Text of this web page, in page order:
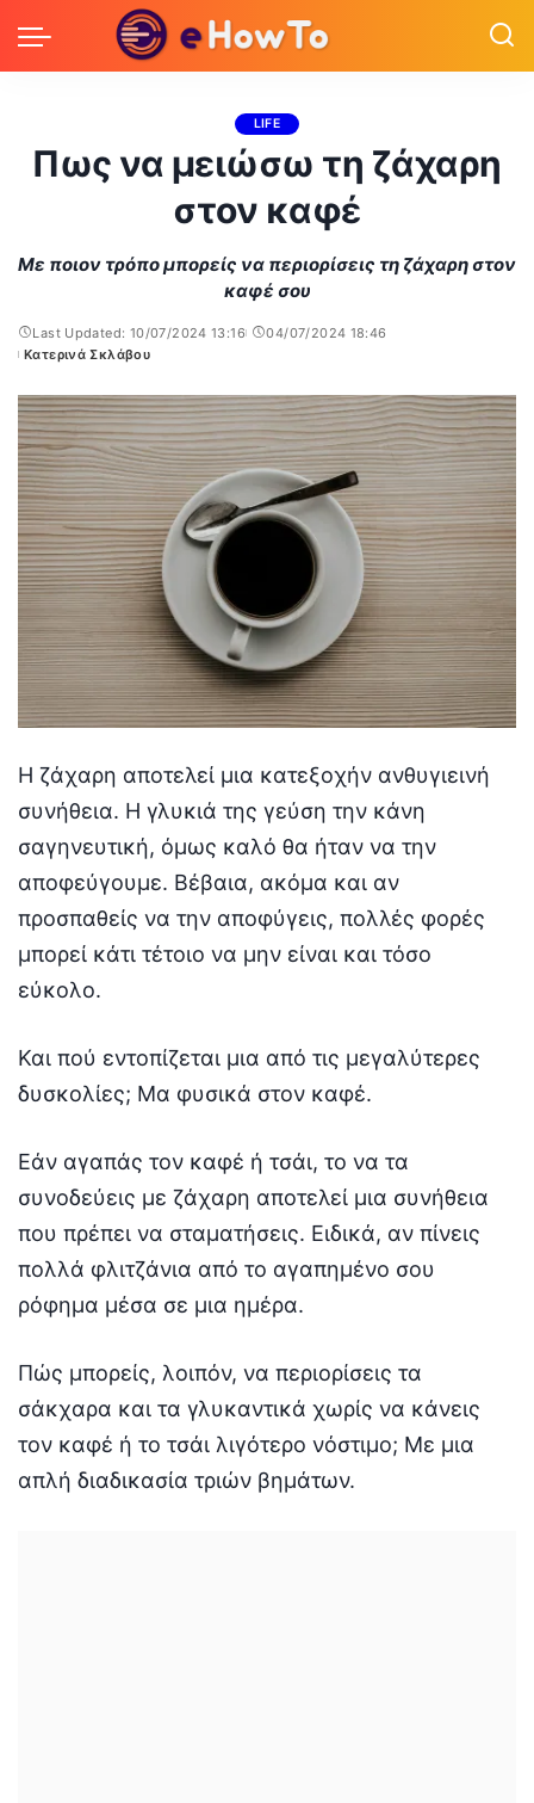
LIFE
Πως να μειώσω τη ζάχαρη
στον καφέ
Με ποιον τρόπο μπορείς να περιορίσεις τη ζάχαρη στον
καφέ σου
Last Updated: 10/07/2024 13:16
04/07/2024 18:46
Posted
Κατερινά Σκλάβου
Η ζάχαρη αποτελεί μια κατεξοχήν ανθυγιεινή
συνήθεια. Η γλυκιά της γεύση την κάνη
σαγηνευτική, όμως καλό θα ήταν να την
αποφεύγουμε. Βέβαια, ακόμα και αν
προσπαθείς να την αποφύγεις, πολλές φορές
μπορεί κάτι τέτοιο να μην είναι και τόσο
εύκολο.
Και πού εντοπίζεται μια από τις μεγαλύτερες
δυσκολίες; Μα φυσικά στον καφέ.
Εάν αγαπάς τον καφέ ή τσάι, το να τα
συνοδεύεις με ζάχαρη αποτελεί μια συνήθεια
που πρέπει να σταματήσεις. Ειδικά, αν πίνεις
πολλά φλιτζάνια από το αγαπημένο σου
ρόφημα μέσα σε μια ημέρα.
Πώς μπορείς, λοιπόν, να περιορίσεις τα
σάκχαρα και τα γλυκαντικά χωρίς να κάνεις
τον καφέ ή το τσάι λιγότερο νόστιμο; Με μια
απλή διαδικασία τριών βημάτων.